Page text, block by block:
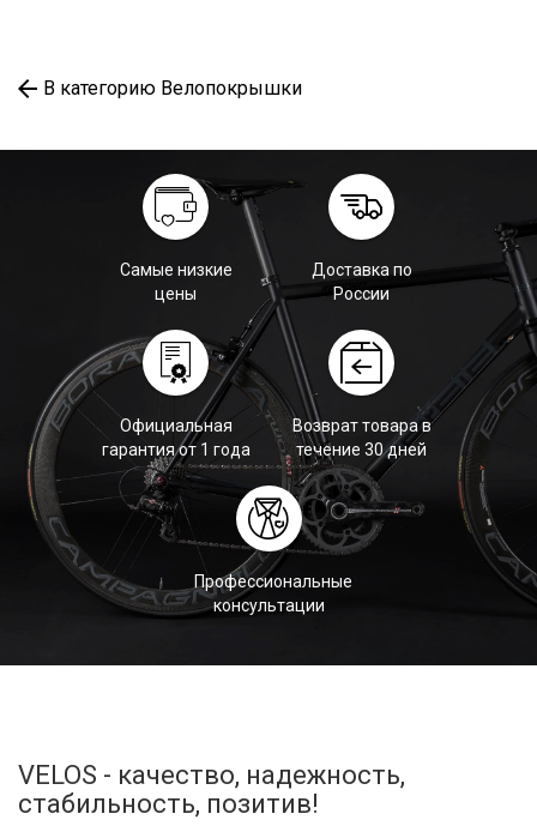
В категорию Велопокрышки
Самые низкие
цены
Доставка по
России
Официальная
гарантия от 1 года
Возврат товара в
течение 30 дней
Профессиональные
консультации
VELOS - качество, надежность,
стабильность, позитив!